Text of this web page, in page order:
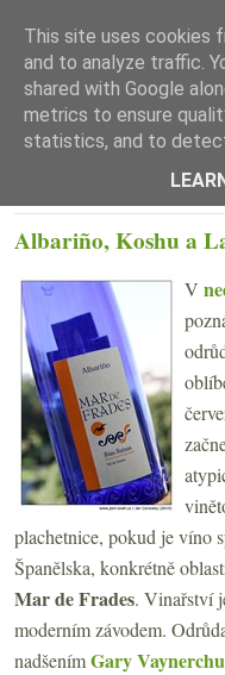
Albariño, Koshu a
V
plachetnice, pokud je víno
Španělska, konkrétně
Mar de Frades. Vinařství
moderním závodem.
nadšenímGary
This site uses cookies
and to analyze traffic.
shared with Google
metrics to ensure
statistics, and to